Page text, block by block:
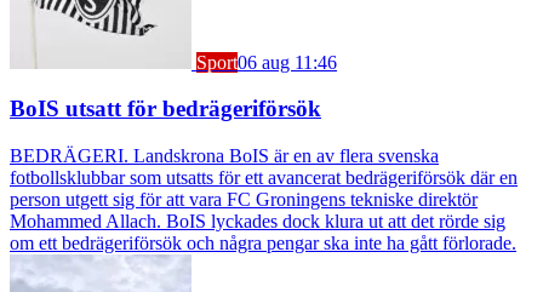
Sport06 aug 11:46
BoIS utsatt för bedrägeriförsök
BEDRÄGERI. Landskrona BoIS är en av flera svenska
fotbollsklubbar som utsatts för ett avancerat bedrägeriförsök där en
person utgett sig för att vara FC Groningens tekniske direktör
Mohammed Allach. BoIS lyckades dock klura ut att det rörde sig
om ett bedrägeriförsök och några pengar ska inte ha gått förlorade.